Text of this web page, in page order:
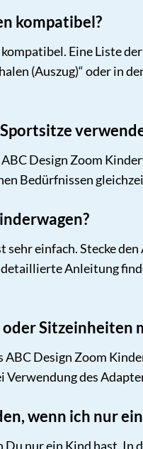
kompatibel?
Eine Liste
(Auszug)“ oder in
Design Zoom
Bedürfnissen
einfach. Stecke
Anleitung
Sitzeinheiten
Design Zoom
Verwendung des
wenn ich nur
Du nur ein Kind hast.